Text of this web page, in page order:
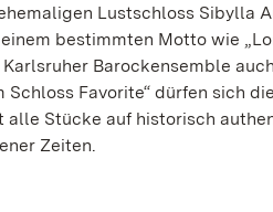
Lustschloss Sibylla
bestimmten Motto wie
Barockensemble
Favorite“ dürfen sich
alle Stücke auf historisch
Zeiten.